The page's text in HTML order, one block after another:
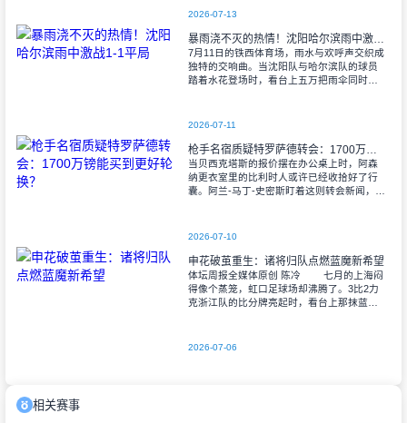
2026-07-13
暴雨浇不灭的热情！沈阳哈尔滨雨中激战1-1平局
7月11日的铁西体育场，雨水与欢呼声交织成
独特的交响曲。当沈阳队与哈尔滨队的球员
踏着水花登场时，看台上五万把雨伞同时收
2026-07-11
枪手名宿质疑特罗萨德转会：1700万镑能买到更好轮换？
当贝西克塔斯的报价摆在办公桌上时，阿森
纳更衣室里的比利时人或许已经收拾好了行
囊。阿兰-马丁-史密斯盯着这则转会新闻，手
2026-07-10
申花破茧重生：诸将归队点燃蓝魔新希望
体坛周报全媒体原创 陈冷 七月的上海闷
得像个蒸笼，虹口足球场却沸腾了。3比2力
克浙江队的比分牌亮起时，看台上那抹蓝色
2026-07-06
相关赛事